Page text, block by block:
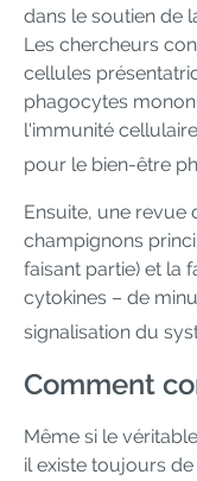
dans le soutien de
Les chercheurs
cellules
phagocytes
l'immunité
pour le bien-être
Ensuite, une revue
champignons
faisant partie) et la
cytokines – de
signalisation du
Comment
Même si le
il existe toujours